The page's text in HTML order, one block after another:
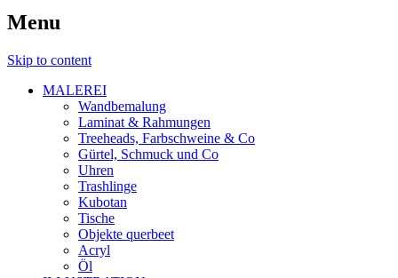
Menu
Skip to content
MALEREI
Wandbemalung
Laminat & Rahmungen
Treeheads, Farbschweine & Co
Gürtel, Schmuck und Co
Uhren
Trashlinge
Kubotan
Tische
Objekte querbeet
Acryl
Öl